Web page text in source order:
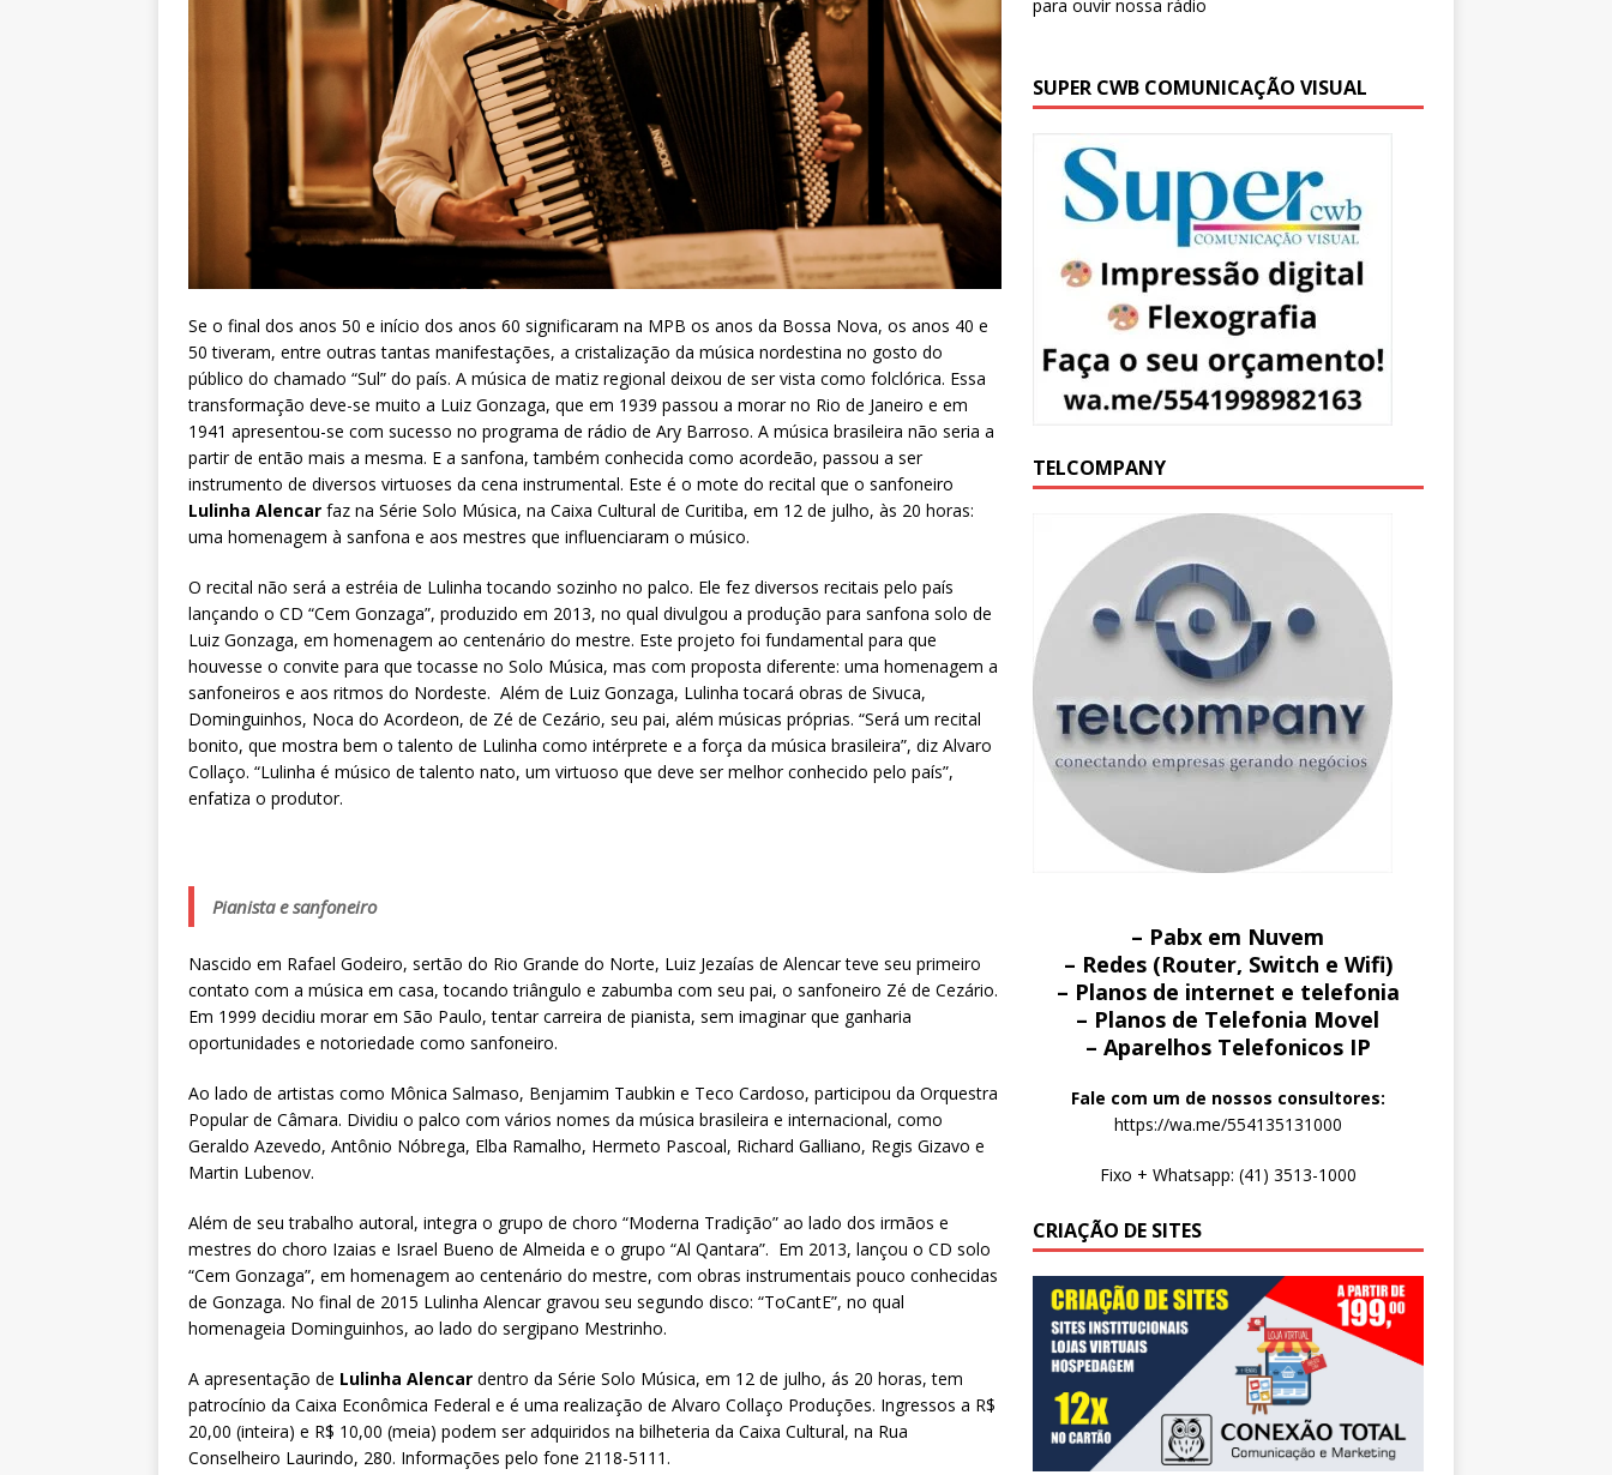
Se o final dos anos 50 e início dos anos 60 significaram na MPB os anos da Bossa Nova, os anos 40 e
50 tiveram, entre outras tantas manifestações, a cristalização da música nordestina no gosto do
público do chamado “Sul” do país. A música de matiz regional deixou de ser vista como folclórica. Essa
transformação deve-se muito a Luiz Gonzaga, que em 1939 passou a morar no Rio de Janeiro e em
1941 apresentou-se com sucesso no programa de rádio de Ary Barroso. A música brasileira não seria a
partir de então mais a mesma. E a sanfona, também conhecida como acordeão, passou a ser
instrumento de diversos virtuoses da cena instrumental. Este é o mote do recital que o sanfoneiro
Lulinha Alencar faz na Série Solo Música, na Caixa Cultural de Curitiba, em 12 de julho, às 20 horas:
uma homenagem à sanfona e aos mestres que influenciaram o músico.
O recital não será a estréia de Lulinha tocando sozinho no palco. Ele fez diversos recitais pelo país
lançando o CD “Cem Gonzaga”, produzido em 2013, no qual divulgou a produção para sanfona solo de
Luiz Gonzaga, em homenagem ao centenário do mestre. Este projeto foi fundamental para que
houvesse o convite para que tocasse no Solo Música, mas com proposta diferente: uma homenagem a
sanfoneiros e aos ritmos do Nordeste. Além de Luiz Gonzaga, Lulinha tocará obras de Sivuca,
Dominguinhos, Noca do Acordeon, de Zé de Cezário, seu pai, além músicas próprias. “Será um recital
bonito, que mostra bem o talento de Lulinha como intérprete e a força da música brasileira”, diz Alvaro
Collaço. “Lulinha é músico de talento nato, um virtuoso que deve ser melhor conhecido pelo país”,
enfatiza o produtor.
Pianista e sanfoneiro
Nascido em Rafael Godeiro, sertão do Rio Grande do Norte, Luiz Jezaías de Alencar teve seu primeiro
contato com a música em casa, tocando triângulo e zabumba com seu pai, o sanfoneiro Zé de Cezário.
Em 1999 decidiu morar em São Paulo, tentar carreira de pianista, sem imaginar que ganharia
oportunidades e notoriedade como sanfoneiro.
Ao lado de artistas como Mônica Salmaso, Benjamim Taubkin e Teco Cardoso, participou da Orquestra
Popular de Câmara. Dividiu o palco com vários nomes da música brasileira e internacional, como
Geraldo Azevedo, Antônio Nóbrega, Elba Ramalho, Hermeto Pascoal, Richard Galliano, Regis Gizavo e
Martin Lubenov.
Além de seu trabalho autoral, integra o grupo de choro “Moderna Tradição” ao lado dos irmãos e
mestres do choro Izaias e Israel Bueno de Almeida e o grupo “Al Qantara”. Em 2013, lançou o CD solo
“Cem Gonzaga”, em homenagem ao centenário do mestre, com obras instrumentais pouco conhecidas
de Gonzaga. No final de 2015 Lulinha Alencar gravou seu segundo disco: “ToCantE”, no qual
homenageia Dominguinhos, ao lado do sergipano Mestrinho.
A apresentação de Lulinha Alencar dentro da Série Solo Música, em 12 de julho, ás 20 horas, tem
patrocínio da Caixa Econômica Federal e é uma realização de Alvaro Collaço Produções. Ingressos a R$
20,00 (inteira) e R$ 10,00 (meia) podem ser adquiridos na bilheteria da Caixa Cultural, na Rua
Conselheiro Laurindo, 280. Informações pelo fone 2118-5111.
SUPER CWB COMUNICAÇÃO VISUAL
TELCOMPANY
– Pabx em Nuvem
– Redes (Router, Switch e Wifi)
– Planos de internet e telefonia
– Planos de Telefonia Movel
– Aparelhos Telefonicos IP
Fale com um de nossos consultores:
https://wa.me/554135131000
Fixo + Whatsapp: (41) 3513-1000
CRIAÇÃO DE SITES